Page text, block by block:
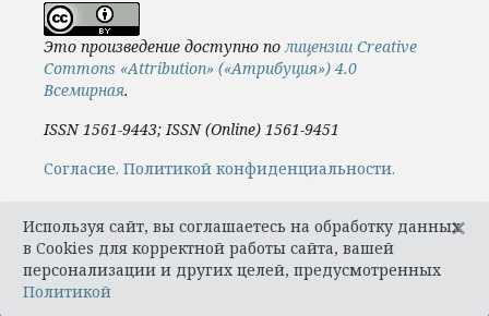
Это произведение доступно полицензии Creative
Commons «Attribution» («Атрибуция») 4.0
Всемирная.
ISSN 1561-9443; ISSN (Online) 1561-9451
Cогласие. Политикой конфиденциальности.
Используя сайт, вы соглашаетесь на обработку данных
в Cookies для корректной работы сайта, вашей
персонализации и других целей, предусмотренных
Политикой
×